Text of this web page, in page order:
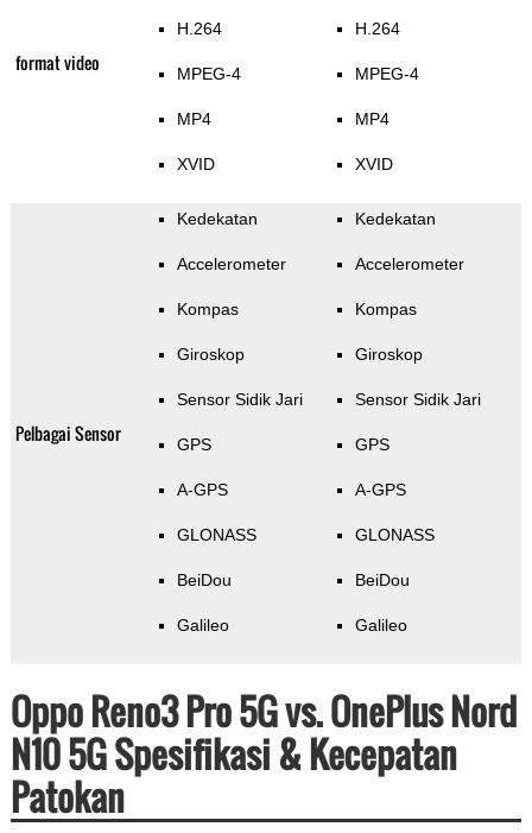
format video
H.264
MPEG-4
MP4
XVID
H.264
MPEG-4
MP4
XVID
Pelbagai Sensor
Kedekatan
Accelerometer
Kompas
Giroskop
Sensor Sidik Jari
GPS
A-GPS
GLONASS
BeiDou
Galileo
Kedekatan
Accelerometer
Kompas
Giroskop
Sensor Sidik Jari
GPS
A-GPS
GLONASS
BeiDou
Galileo
Oppo Reno3 Pro 5G vs. OnePlus Nord
N10 5G Spesifikasi & Kecepatan
Patokan